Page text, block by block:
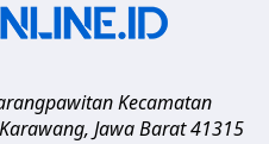
Kecamatan
, Jawa Barat 41315